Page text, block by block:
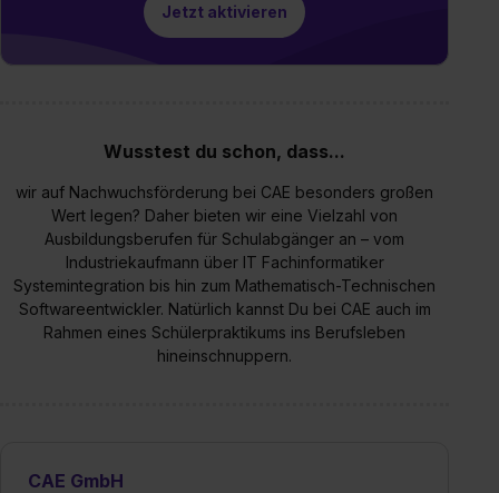
Jetzt aktivieren
Wusstest du schon, dass...
wir auf Nachwuchsförderung bei CAE besonders großen
Wert legen? Daher bieten wir eine Vielzahl von
Ausbildungsberufen für Schulabgänger an – vom
Industriekaufmann über IT Fachinformatiker
Systemintegration bis hin zum Mathematisch-Technischen
Softwareentwickler. Natürlich kannst Du bei CAE auch im
Rahmen eines Schülerpraktikums ins Berufsleben
hineinschnuppern.
CAE GmbH